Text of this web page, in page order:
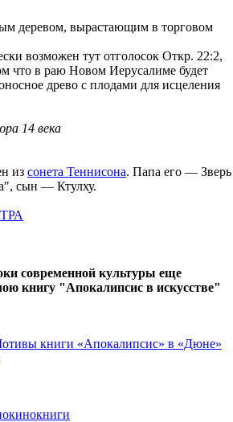
деревом, вырастающим в торговом
возможен тут отголосок Откр. 22:2,
что в раю Новом Иерусалиме будет
древо с плодами для исцеления
14 века
из сонета Теннисона. Папа его — Зверь
сын — Ктулху.
современной культуры еще
книгу "Апокалипсис в искусстве"
книги «Апокалипсис» в «Дюне»
кинокниги